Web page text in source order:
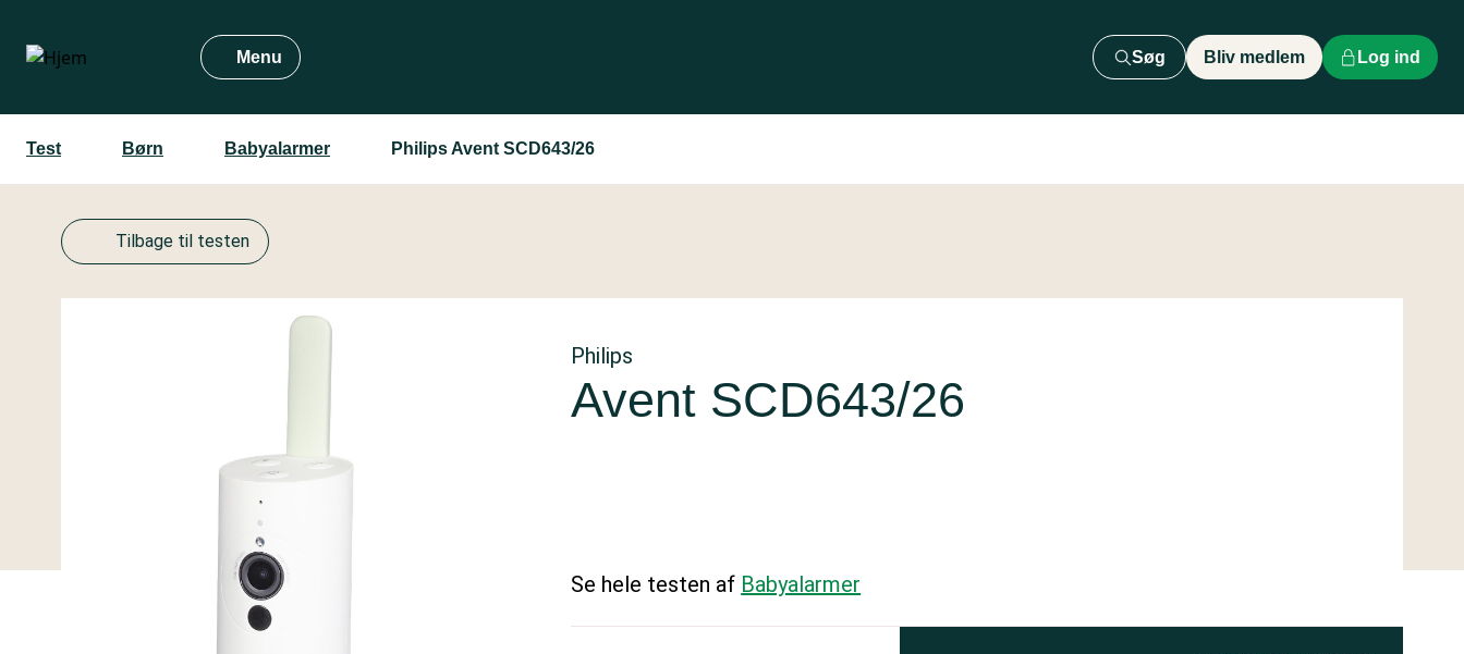
hovedindhold
Menu Søg Bliv medlem Log ind
Test Børn Babyalarmer Philips Avent SCD643/26
Tilbage til testen
Philips
Avent SCD643/26
Se hele testen af Babyalarmer